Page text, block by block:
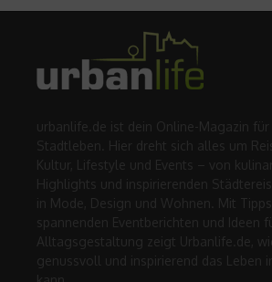
urbanlife.de ist dein Online-Magazin für
Stadtleben. Hier dreht sich alles um
Kultur, Lifestyle und Events – von
Highlights und inspirierenden
in Mode, Design und Wohnen. Mit
spannenden Eventberichten und Ideen
Alltagsgestaltung zeigt Urbanlife.de,
genussvoll und inspirierend das Leben